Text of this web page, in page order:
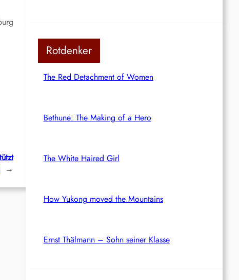
→
Rotdenker
The Red Detachment of Women
Bethune: The Making of a Hero
The White Haired Girl
How Yukong moved the Mountains
Ernst Thälmann – Sohn seiner Klasse